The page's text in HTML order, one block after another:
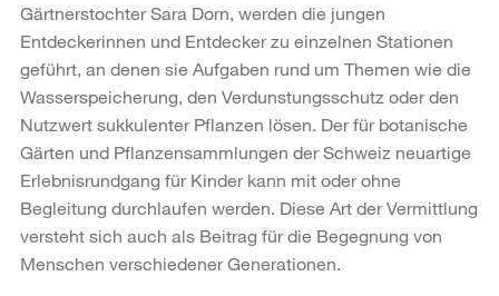
Gärtnerstochter Sara Dorn, werden die jungen
Entdeckerinnen und Entdecker zu einzelnen Stationen
geführt, an denen sie Aufgaben rund um Themen wie die
Wasserspeicherung, den Verdunstungsschutz oder den
Nutzwert sukkulenter Pflanzen lösen. Der für botanische
Gärten und Pflanzensammlungen der Schweiz neuartige
Erlebnisrundgang für Kinder kann mit oder ohne
Begleitung durchlaufen werden. Diese Art der Vermittlung
versteht sich auch als Beitrag für die Begegnung von
Menschen verschiedener Generationen.